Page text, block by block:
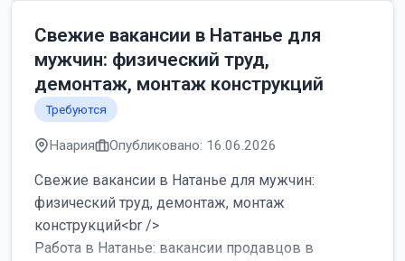
Свежие вакансии в Натанье для
мужчин: физический труд,
демонтаж, монтаж конструкций
Требуются
Наария Опубликовано: 16.06.2026
Свежие вакансии в Натанье для мужчин:
физический труд, демонтаж, монтаж
конструкций<br />
Работа в Натанье: вакансии продавцов в